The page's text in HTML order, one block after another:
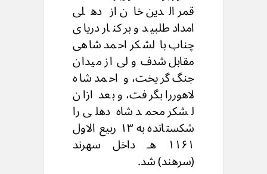
قمر الدین خان از دهلی
امداد طلبید و برکنار دریای
چناب با لشکر احمد شاهی
مقابل شدف و لی از میدان
جنگ گریخت، و احمد شاه
لاهوررا بگرفت، و بعد ازان
لشکر محمد شاه دهلی را
شکستانده به ۱۳ ربیع الاول
۱۱۶۱ هـ داخل سهرند
(سرهند) شد.